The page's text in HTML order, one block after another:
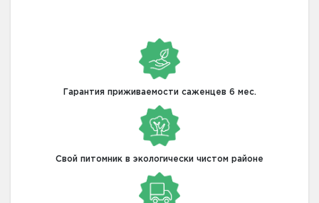
Гарантия приживаемости саженцев 6 мес.
Свой питомник в экологически чистом районе